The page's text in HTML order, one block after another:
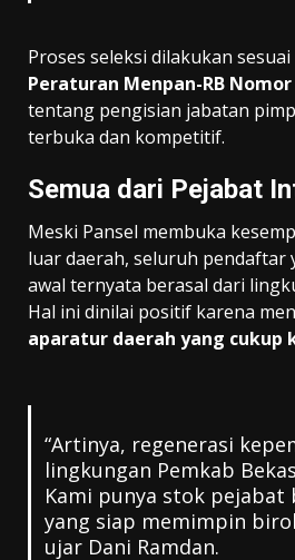
Proses seleksi dilakukan
Peraturan Menpan-RB Nomor
tentang pengisian jabatan
terbuka dan kompetitif.
Semua dari Pejabat
Meski Pansel membuka
luar daerah, seluruh pendaftar
awal ternyata berasal dari
Hal ini dinilai positif karena
aparatur daerah yang
“Artinya, regenerasi
lingkungan Pemkab
Kami punya stok pejabat
yang siap memimpin
ujar Dani Ramdan.